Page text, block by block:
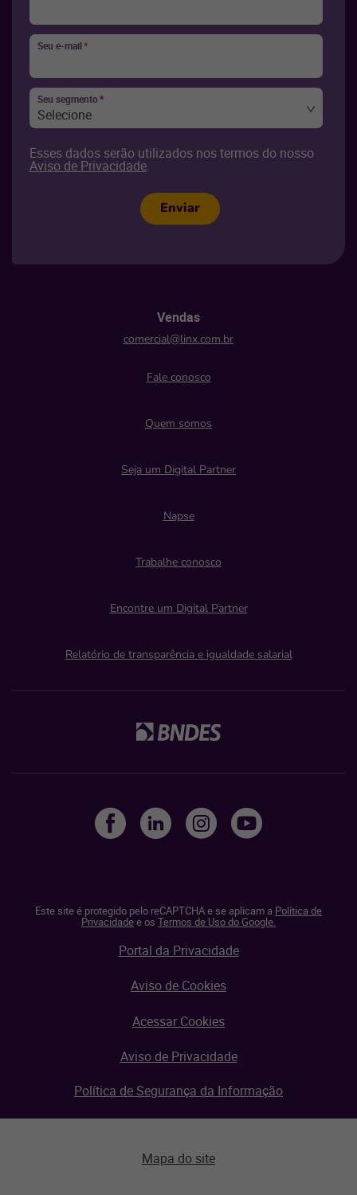
Seu e-mail*
Seu segmento*
Selecione
Esses dados serão utilizados nos termos do nosso
Aviso de Privacidade.
Enviar
Vendas
comercial@linx.com.br
Fale conosco
Quem somos
Seja um Digital Partner
Napse
Trabalhe conosco
Encontre um Digital Partner
Relatório de transparência e igualdade salarial
Este site é protegido pelo reCAPTCHA e se aplicam a Política de
Privacidadee os Termos de Uso do Google.
Portal da Privacidade
Aviso de Cookies
Acessar Cookies
Aviso de Privacidade
Política de Segurança da Informação
Mapa do site